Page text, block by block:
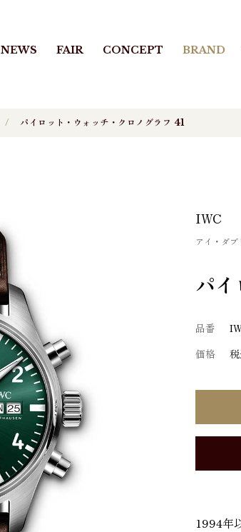
NEWS FAIR CONCEPT BRAND
パイロット・ウォッチ・クロノグラフ 41
IWC
アイ・ダ
パ
品番
価格
1994年